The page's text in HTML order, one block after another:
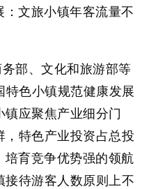
文旅小镇年客流量不
部、文化和旅游部等
特色小镇规范健康发展
应聚焦产业细分门
特色产业投资占总投
育竞争优势强的领航
接待游客人数原则上不